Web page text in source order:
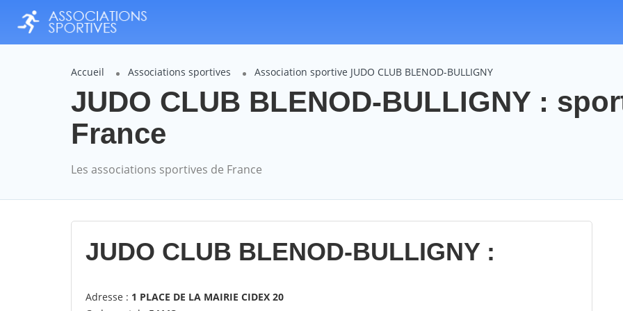
Accueil Associations sportives Association sportive JUDO CLUB BLENOD-BULLIGNY
JUDO CLUB BLENOD-BULLIGNY :
France
Les associations sportives de France
JUDO CLUB BLENOD-BULLIGNY :
Adresse : 1 PLACE DE LA MAIRIE CIDEX 20